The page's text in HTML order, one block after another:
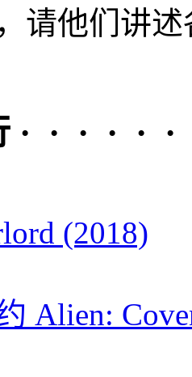
请他们讲
· · · · · ·
(2018)
Alien: